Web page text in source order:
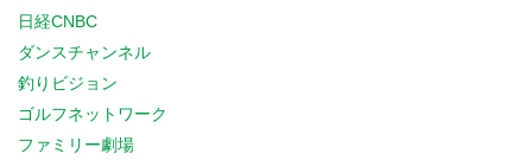
日経CNBC
ダンスチャンネル
釣りビジョン
ゴルフネットワーク
ファミリー劇場